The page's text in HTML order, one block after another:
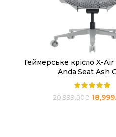
ЧИТАТИ ДАЛІ
Геймерське крісло X-
Anda Seat Ash
20,999.00₴